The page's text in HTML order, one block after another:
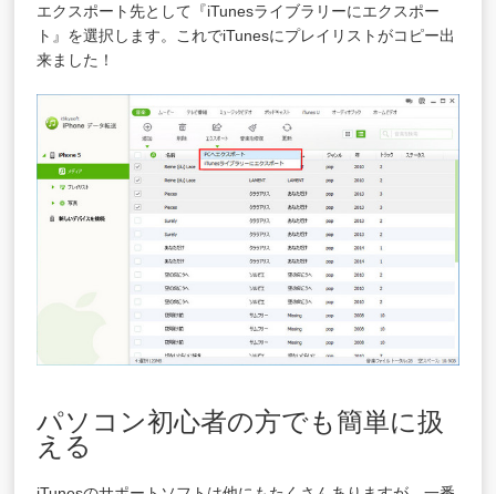
エクスポート先として『iTunesライブラリーにエクスポー
ト』を選択します。これでiTunesにプレイリストがコピー出
来ました！
パソコン初心者の方でも簡単に扱
える